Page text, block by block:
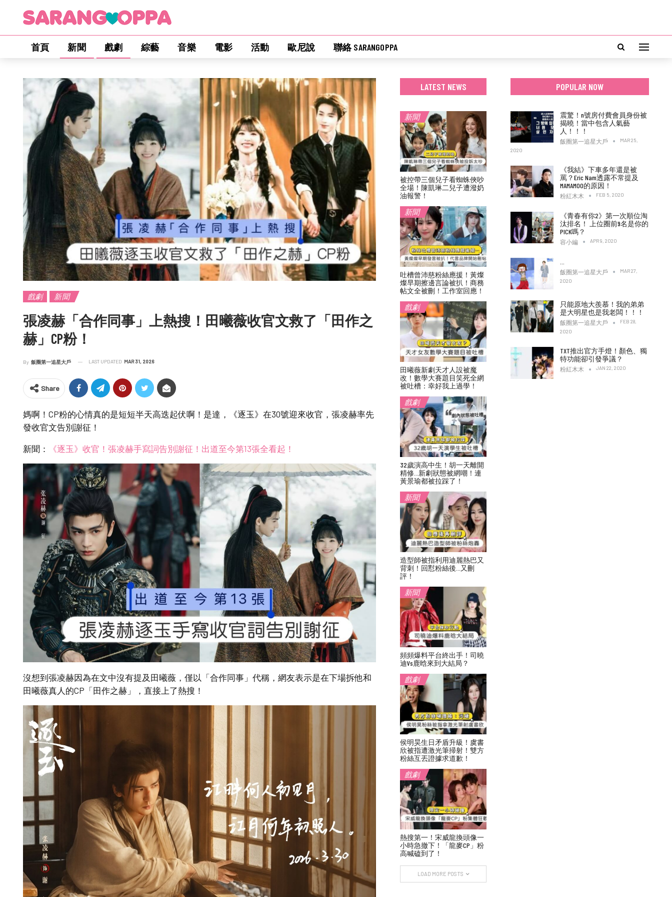
首頁 新聞 戲劇 綜藝 音樂 電影 活動 歐尼說 聯絡 SARANGOPPA
戲劇 新聞
張凌赫「合作同事」上熱搜！田曦薇收官文救了「田作之
赫」CP粉！
By 飯圈第一追星大戶 LAST UPDATED MAR 31, 2026
Share
媽啊！CP粉的心情真的是短短半天高迭起伏啊！是達，《逐玉》在30號迎來收官，張凌赫率先
發收官文告別謝征！
新聞： 《逐玉》收官！張凌赫手寫詞告別謝征！出道至今第13張全看起！
沒想到張凌赫因為在文中沒有提及田曦薇，僅以「合作同事」代稱，網友表示是在下場拆他和
田曦薇真人的CP「田作之赫」，直接上了熱搜！
POPULAR NOW
震驚！n號房付費會員身份被
揭曉！當中包含人氣藝
人！！！
飯圈第一追星大戶
MAR 25,
2020
《我結》下車多年還是被
罵？Eric Nam透露不常提及
MAMAMOO的原因！
粉紅木木 FEB 5, 2020
《青春有你2》第一次順位淘
汰排名！ 上位圈前9名是你的
PICK嗎？
容小編 APR 9, 2020
飯圈第一追星大戶
MAR 27,
2020
只能原地大羨慕！我的弟弟
是大明星也是我老闆！！！
飯圈第一追星大戶
FEB 28,
2020
TXT推出官方手燈！顏色、獨
特功能卻引發爭議？
粉紅木木 JAN 22, 2020
LATEST NEWS
新聞
被控帶三個兒子看蜘蛛俠吵
全場！陳凱琳二兒子遭潑奶
油報警！
新聞
吐槽曾沛慈粉絲應援！黃燦
燦早期擦邊言論被扒！商務
帖文全被刪！工作室回應！
戲劇
田曦薇新劇天才人設被魔
改！數學大賽題目笑死全網
被吐槽：幸好我上過學！
戲劇
32歲演高中生！胡一天離開
精修…新劇狀態被網嘲！連
黃景瑜都被拉踩了！
新聞
造型師被指利用迪麗熱巴又
背刺！回懟粉絲後…又刪
評！
新聞
頻頻爆料平台終出手！司曉
迪vs鹿晗來到大結局？
戲劇
侯明昊生日矛盾升級！虞書
欣被指遭激光筆掃射！雙方
粉絲互丟證據求道歉！
戲劇
熱搜第一！宋威龍換頭像一
小時急撤下！「龍麥CP」粉
高喊磕到了！
LOAD MORE POSTS